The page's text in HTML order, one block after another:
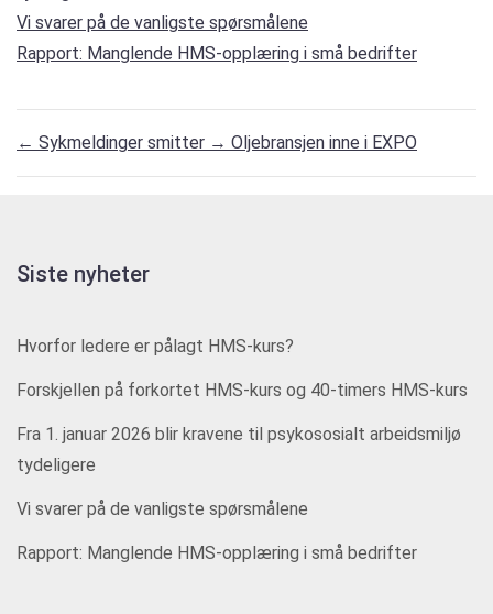
Vi svarer på de vanligste spørsmålene
Rapport: Manglende HMS-opplæring i små bedrifter
← Sykmeldinger smitter → Oljebransjen inne i EXPO
Siste nyheter
Hvorfor ledere er pålagt HMS-kurs?
Forskjellen på forkortet HMS-kurs og 40-timers HMS-kurs
Fra 1. januar 2026 blir kravene til psykososialt arbeidsmiljø
tydeligere
Vi svarer på de vanligste spørsmålene
Rapport: Manglende HMS-opplæring i små bedrifter